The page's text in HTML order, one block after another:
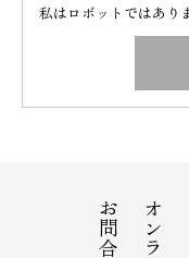
私はロボットではあり
お問合せ